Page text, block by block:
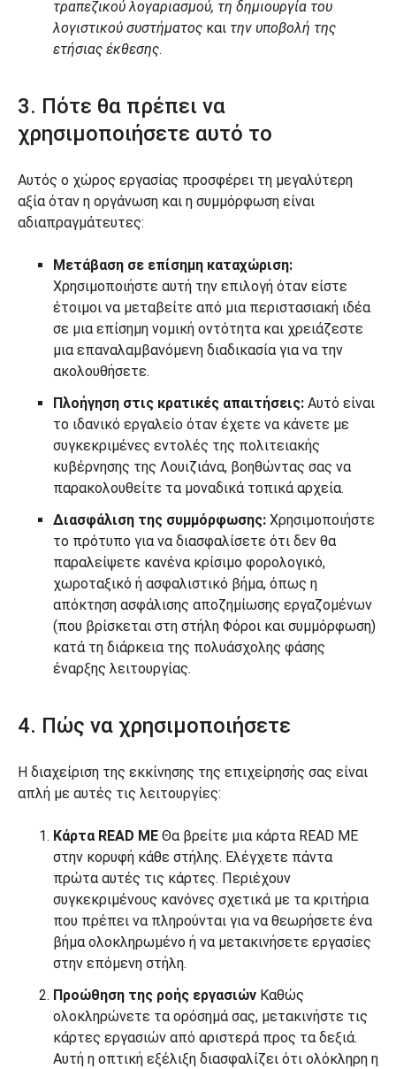
τραπεζικού λογαριασμού, τη δημιουργία του
λογιστικού συστήματος και την υποβολή της
ετήσιας έκθεσης.
3. Πότε θα πρέπει να
χρησιμοποιήσετε αυτό το
Αυτός ο χώρος εργασίας προσφέρει τη μεγαλύτερη
αξία όταν η οργάνωση και η συμμόρφωση είναι
αδιαπραγμάτευτες:
Μετάβαση σε επίσημη καταχώριση:
Χρησιμοποιήστε αυτή την επιλογή όταν είστε
έτοιμοι να μεταβείτε από μια περιστασιακή ιδέα
σε μια επίσημη νομική οντότητα και χρειάζεστε
μια επαναλαμβανόμενη διαδικασία για να την
ακολουθήσετε.
Πλοήγηση στις κρατικές απαιτήσεις: Αυτό είναι
το ιδανικό εργαλείο όταν έχετε να κάνετε με
συγκεκριμένες εντολές της πολιτειακής
κυβέρνησης της Λουιζιάνα, βοηθώντας σας να
παρακολουθείτε τα μοναδικά τοπικά αρχεία.
Διασφάλιση της συμμόρφωσης: Χρησιμοποιήστε
το πρότυπο για να διασφαλίσετε ότι δεν θα
παραλείψετε κανένα κρίσιμο φορολογικό,
χωροταξικό ή ασφαλιστικό βήμα, όπως η
απόκτηση ασφάλισης αποζημίωσης εργαζομένων
(που βρίσκεται στη στήλη Φόροι και συμμόρφωση)
κατά τη διάρκεια της πολυάσχολης φάσης
έναρξης λειτουργίας.
4. Πώς να χρησιμοποιήσετε
Η διαχείριση της εκκίνησης της επιχείρησής σας είναι
απλή με αυτές τις λειτουργίες:
Κάρτα READ ME Θα βρείτε μια κάρτα READ ME
στην κορυφή κάθε στήλης. Ελέγχετε πάντα
πρώτα αυτές τις κάρτες. Περιέχουν
συγκεκριμένους κανόνες σχετικά με τα κριτήρια
που πρέπει να πληρούνται για να θεωρήσετε ένα
βήμα ολοκληρωμένο ή να μετακινήσετε εργασίες
στην επόμενη στήλη.
Προώθηση της ροής εργασιών Καθώς
ολοκληρώνετε τα ορόσημά σας, μετακινήστε τις
κάρτες εργασιών από αριστερά προς τα δεξιά.
Αυτή η οπτική εξέλιξη διασφαλίζει ότι ολόκληρη η